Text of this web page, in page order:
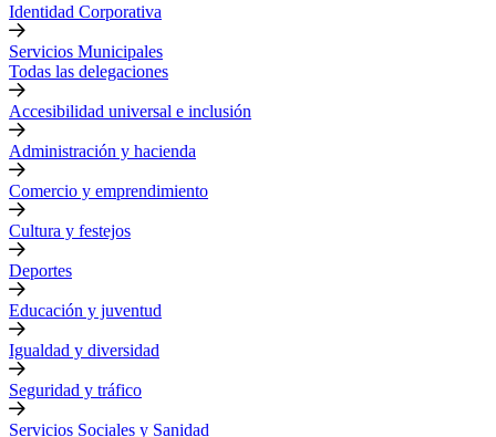
Identidad Corporativa
Servicios Municipales
Todas las delegaciones
Accesibilidad universal e inclusión
Administración y hacienda
Comercio y emprendimiento
Cultura y festejos
Deportes
Educación y juventud
Igualdad y diversidad
Seguridad y tráfico
Servicios Sociales y Sanidad